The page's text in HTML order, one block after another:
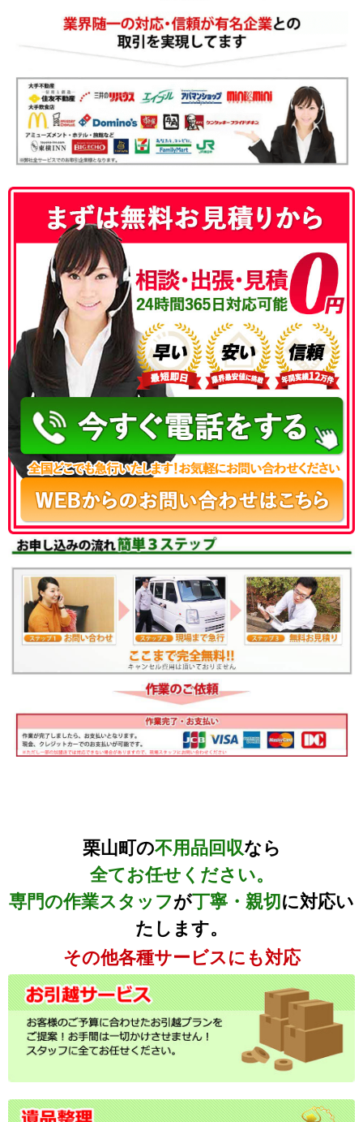
050-3186-4780
栗山町の不用品回収なら
全てお任せください。
専門の作業スタッフが丁寧・親切 に対応い
たします。
その他各種サービスにも対応